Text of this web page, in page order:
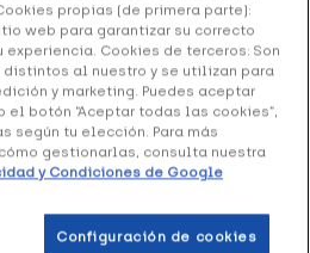
L-250 Talla 3 91-99ofrece
postura. Fabricada con
que se adaptan
Las bandas cruzadas con
propias (de primera parte):
web para garantizar su correcto
Cookies de terceros: Son
al nuestro y se utilizan para
y marketing. Puedes aceptar
botón “Aceptar todas las cookies”,
según tu elección. Para más
gestionarlas, consulta nuestra
y Condiciones de Google
Configuración de cookies